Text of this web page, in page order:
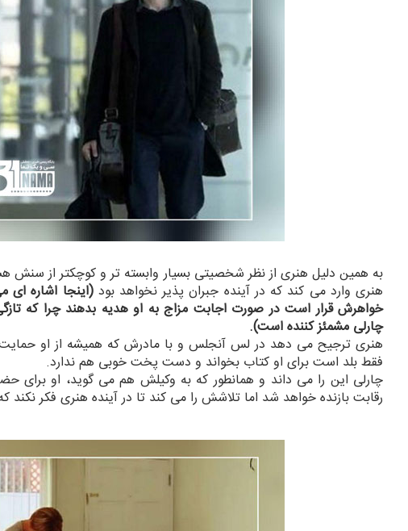
به همین دلیل هنری از نظر شخصیتی بسیار وابسته تر و کوچکتر از
هنری وارد می کند که در آینده جبران پذیر نخواهد بود (اینجا اشاره
خواهرش قرار است در صورت اجابت مزاج به او هدیه بدهند چرا که
چارلی مشمئز کننده است).
هنری ترجیح می دهد در لس آنجلس و با مادرش که همیشه از او حمایت
فقط بلد است برای او کتاب بخواند و دست پخت خوبی هم ندارد.
چارلی این را می داند و همانطور که به وکیلش هم می گوید، او برای
رقابت بازنده خواهد شد اما تلاشش را می کند تا در آینده هنری فکر